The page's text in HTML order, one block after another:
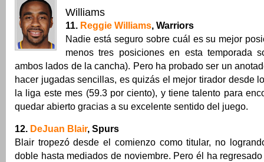
Williams
11. Reggie Williams, Warriors
Nadie está seguro sobre cuál es su mejor
menos tres posiciones en esta temporada
ambos lados de la cancha). Pero ha probado ser un
hacer jugadas sencillas, es quizás el mejor tirador desde
la liga este mes (59.3 por ciento), y tiene talento para
quedar abierto gracias a su excelente sentido del juego.
12. DeJuan Blair, Spurs
Blair tropezó desde el comienzo como titular, no
doble hasta mediados de noviembre. Pero él ha